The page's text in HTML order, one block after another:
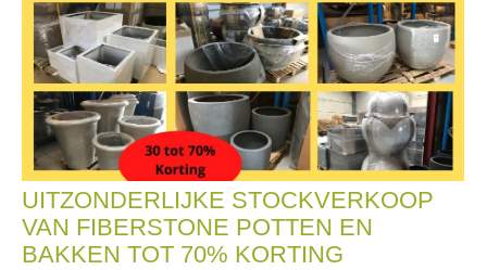
UITZONDERLIJKE STOCKVERKOOP
VAN FIBERSTONE POTTEN EN
BAKKEN TOT 70% KORTING